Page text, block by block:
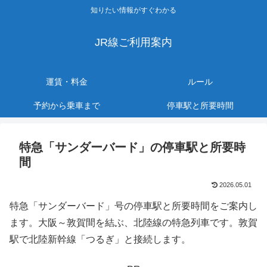
知りたい情報がすぐわかる
JR線ご利用案内
運賃・料金 ルール
予約から乗車まで 停車駅と所要時間
特急「サンダーバード」の停車駅と所要時
間
2026.05.01
特急「サンダーバード」号の停車駅と所要時間をご案内し
ます。大阪～敦賀間を結ぶ、北陸線の特急列車です。敦賀
駅で北陸新幹線「つるぎ」と接続します。